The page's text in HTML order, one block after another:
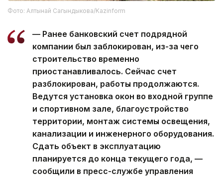
Фото: Алтынай Сагындыкова/Kazinform
— Ранее банковский счет подрядной
компании был заблокирован, из-за чего
строительство временно
приостанавливалось. Сейчас счет
разблокирован, работы продолжаются.
Ведутся установка окон во входной группе
и спортивном зале, благоустройство
территории, монтаж системы освещения,
канализации и инженерного оборудования.
Сдать объект в эксплуатацию
планируется до конца текущего года, —
сообщили в пресс-службе управления